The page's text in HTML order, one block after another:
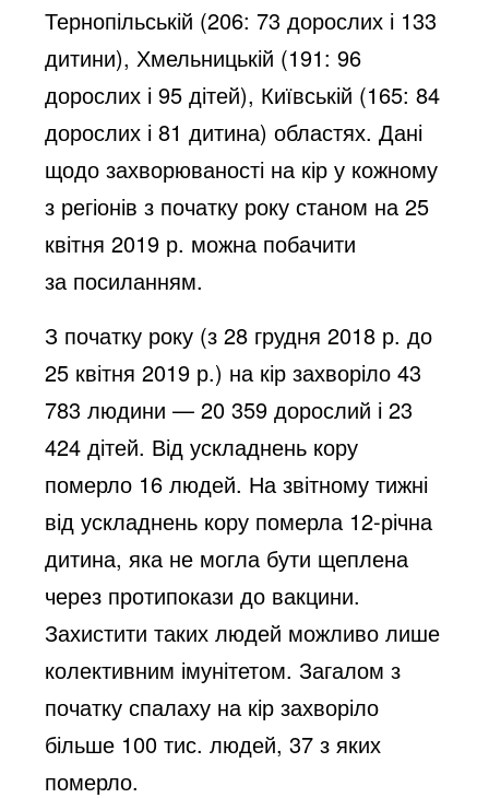
Тернопільській (206: 73 дорослих і 133
дитини), Хмельницькій (191: 96
дорослих і 95 дітей), Київській (165: 84
дорослих і 81 дитина) областях. Дані
щодо захворюваності на кір у кожному
з регіонів з початку року станом на 25
квітня 2019 р. можна побачити
за посиланням.
З початку року (з 28 грудня 2018 р. до
25 квітня 2019 р.) на кір захворіло 43
783 людини — 20 359 дорослий і 23
424 дітей. Від ускладнень кору
померло 16 людей. На звітному тижні
від ускладнень кору померла 12-річна
дитина, яка не могла бути щеплена
через протипокази до вакцини.
Захистити таких людей можливо лише
колективним імунітетом. Загалом з
початку спалаху на кір захворіло
більше 100 тис. людей, 37 з яких
померло.